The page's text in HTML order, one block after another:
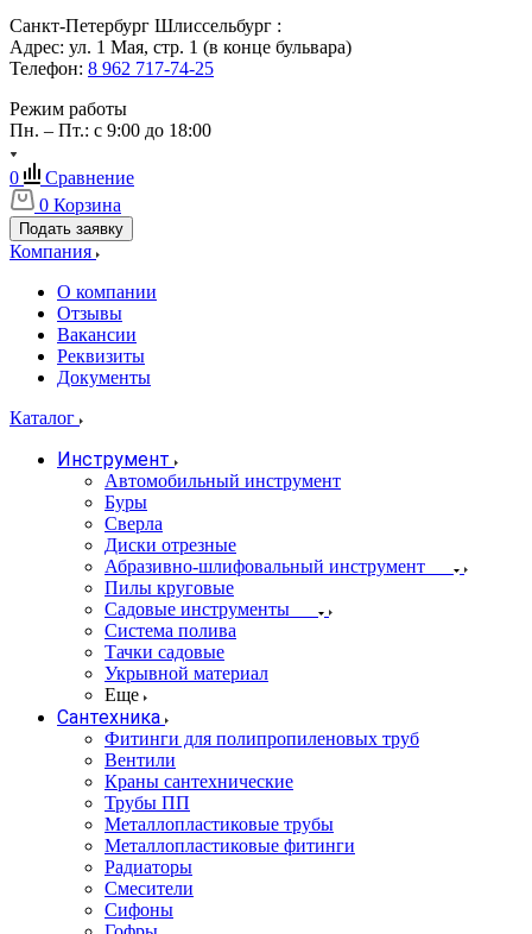
Санкт-Петербург Шлиссельбург :
Адрес: ул. 1 Мая, стр. 1 (в конце бульвара)
Телефон: 8 962 717-74-25
Режим работы
Пн. – Пт.: с 9:00 до 18:00
0
Сравнение
0 Корзина
Подать заявку
Компания
О компании
Отзывы
Вакансии
Реквизиты
Документы
Каталог
Инструмент
Автомобильный инструмент
Буры
Сверла
Диски отрезные
Абразивно-шлифовальный инструмент
Пилы круговые
Садовые инструменты
Система полива
Тачки садовые
Укрывной материал
Еще
Сантехника
Фитинги для полипропиленовых труб
Вентили
Краны сантехнические
Трубы ПП
Металлопластиковые трубы
Металлопластиковые фитинги
Радиаторы
Смесители
Сифоны